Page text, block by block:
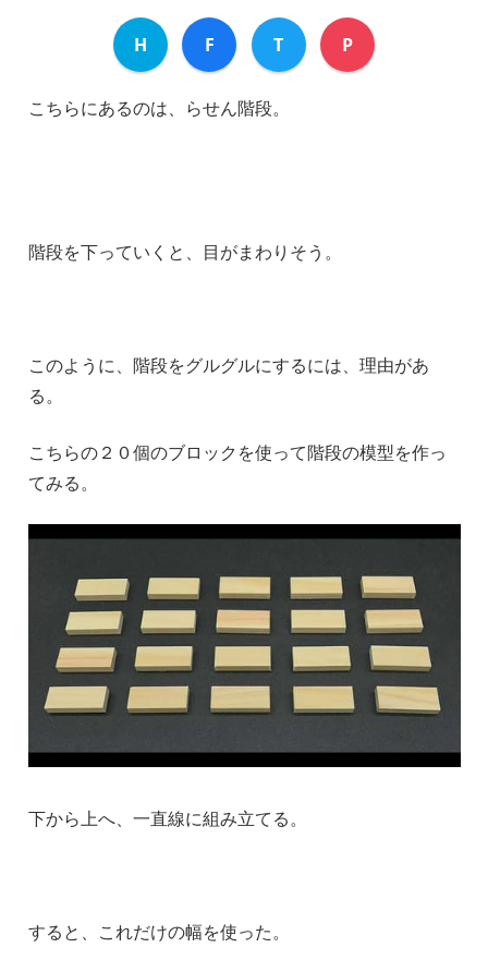
H F T P
こちらにあるのは、らせん階段。
階段を下っていくと、目がまわりそう。
このように、階段をグルグルにするには、理由があ
る。
こちらの２０個のブロックを使って階段の模型を作っ
てみる。
下から上へ、一直線に組み立てる。
すると、これだけの幅を使った。